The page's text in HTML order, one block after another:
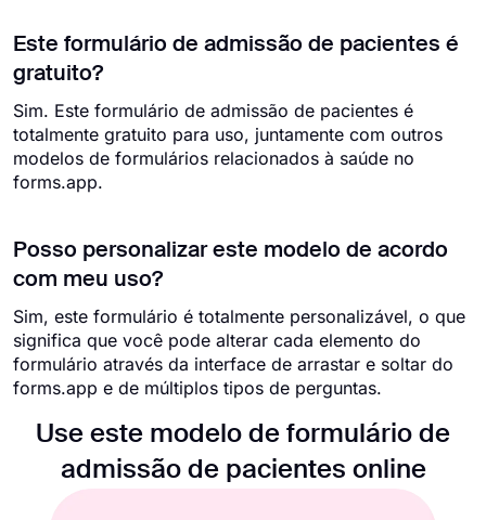
Este formulário de admissão de pacientes é
gratuito?
Sim. Este formulário de admissão de pacientes é
totalmente gratuito para uso, juntamente com outros
modelos de formulários relacionados à saúde no
forms.app.
Posso personalizar este modelo de acordo
com meu uso?
Sim, este formulário é totalmente personalizável, o que
significa que você pode alterar cada elemento do
formulário através da interface de arrastar e soltar do
forms.app e de múltiplos tipos de perguntas.
Use este modelo de formulário de
admissão de pacientes online